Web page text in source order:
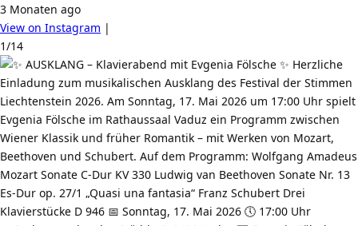
3 Monaten ago
View on Instagram |
1/14